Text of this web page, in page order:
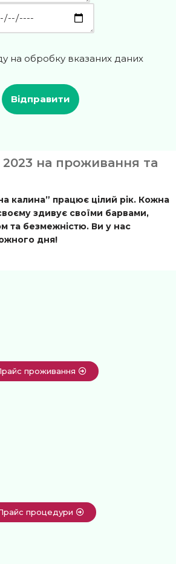
на обробку вказаних даних
2023 на проживання та
калина” працює цілий рік. Кожна
здивує своїми барвами,
та безмежністю. Ви у нас
дня!
проживання
процедури